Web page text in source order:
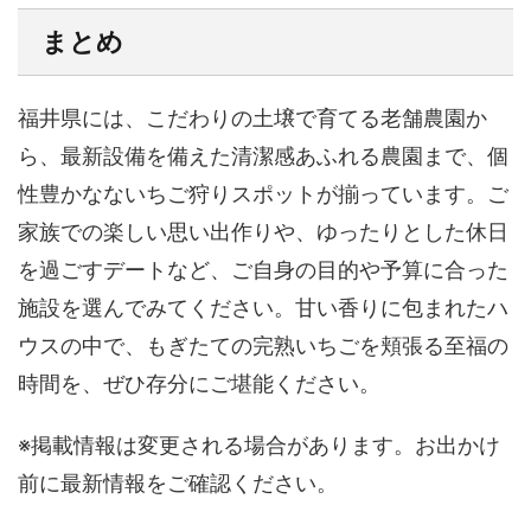
まとめ
福井県には、こだわりの土壌で育てる老舗農園か
ら、最新設備を備えた清潔感あふれる農園まで、個
性豊かなないちご狩りスポットが揃っています。ご
家族での楽しい思い出作りや、ゆったりとした休日
を過ごすデートなど、ご自身の目的や予算に合った
施設を選んでみてください。甘い香りに包まれたハ
ウスの中で、もぎたての完熟いちごを頬張る至福の
時間を、ぜひ存分にご堪能ください。
※掲載情報は変更される場合があります。お出かけ
前に最新情報をご確認ください。